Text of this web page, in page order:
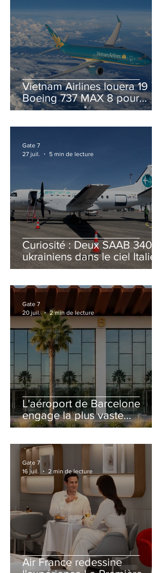
Vietnam Airlines louera 19
Boeing 737 MAX 8 pour
accélérer la modernisation
Curiosité : Deux SAAB 340B
ukrainiens dans le ciel Italien
cet été
Gate 7
27 juil.
5 min de lecture
L'aéroport de Barcelone
engage la plus vaste
rénovation de son Terminal
Gate 7
20 juil.
2 min de lecture
Air France redessine
Gate 7
16 juil.
2 min de lecture